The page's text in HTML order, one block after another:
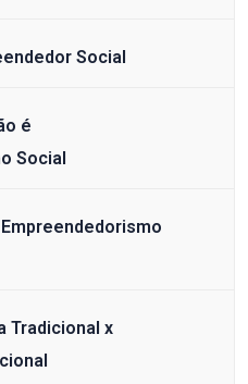
Social
é
Social
Tradicional x